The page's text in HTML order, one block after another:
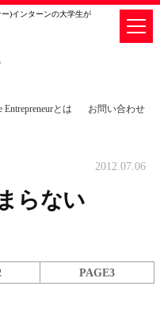
ー)インターンの大学生が
お問い合わせ
Entrepreneurとは
2012.07.06
らない
PAGE3